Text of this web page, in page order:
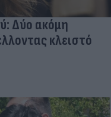
Δύο ακόμη
κλειστό